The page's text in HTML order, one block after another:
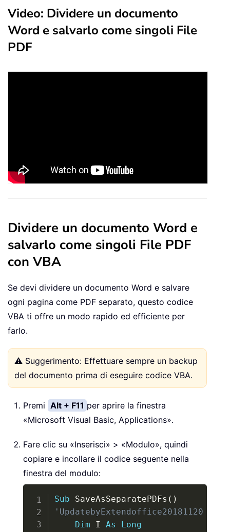
Video: Dividere un documento
Word e salvarlo come singoli File
PDF
Dividere un documento Word e
salvarlo come singoli File PDF
con VBA
Se devi dividere un documento Word e salvare
ogni pagina come PDF separato, questo codice
VBA ti offre un modo rapido ed efficiente per
farlo.
⚠️ Suggerimento: Effettuare sempre un backup
del documento prima di eseguire codice VBA.
Premi Alt + F11 per aprire la finestra
«Microsoft Visual Basic, Applications».
Fare clic su «Inserisci» > «Modulo», quindi
copiare e incollare il codice seguente nella
finestra del modulo:
Sub SaveAsSeparatePDFs ( )
'UpdatebyExtendoffice20181120
Dim I As
Long
Copy